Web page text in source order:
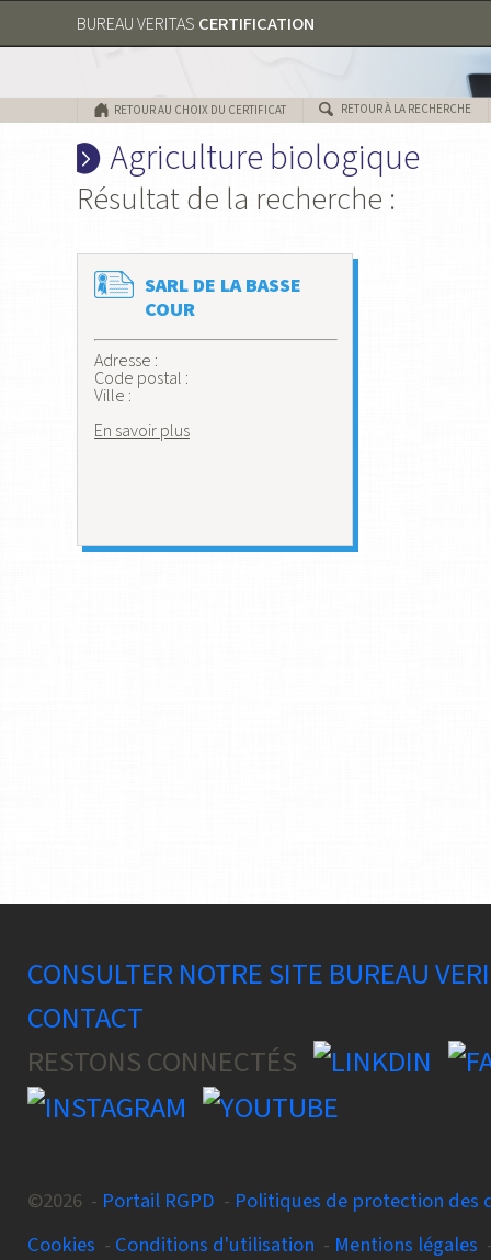
BUREAU VERITAS CERTIFICATION
RETOUR AU CHOIX DU CERTIFICAT RETOUR À LA RECHERCHE
Agriculture biologique
Résultat de la recherche :
SARL DE LA BASSE
COUR
Adresse :
Code postal :
Ville :
En savoir plus
CONSULTER NOTRE SITE BUREAU
CONTACT
RESTONS CONNECTÉS
©2026 - Portail RGPD - Politiques de protection des
Cookies - Conditions d'utilisation - Mentions légales